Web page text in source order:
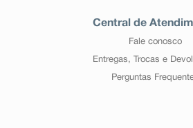
Central de
Fale conosco
Entregas, Trocas e
Perguntas